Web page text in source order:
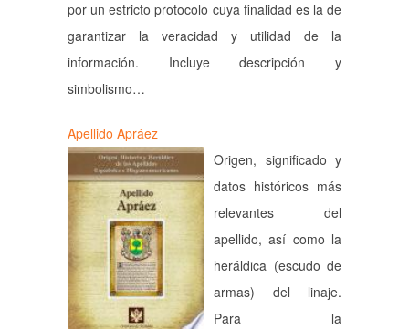
por un estricto protocolo cuya finalidad es la de
garantizar la veracidad y utilidad de la
información. Incluye descripción y
simbolismo…
Apellido Apráez
Origen, significado y
datos históricos más
relevantes del
apellido, así como la
heráldica (escudo de
armas) del linaje.
Para la